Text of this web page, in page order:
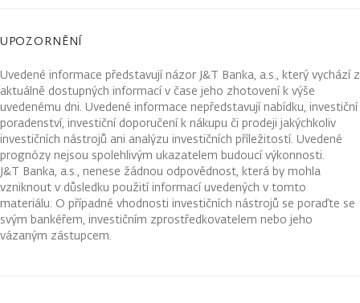
UPOZORNĚNÍ
Uvedené informace představují názor J&T Banka, a.s., který vychází z
aktuálně dostupných informací v čase jeho zhotovení k výše
uvedenému dni. Uvedené informace nepředstavují nabídku, investiční
poradenství, investiční doporučení k nákupu či prodeji jakýchkoliv
investičních nástrojů ani analýzu investičních příležitostí. Uvedené
prognózy nejsou spolehlivým ukazatelem budoucí výkonnosti.
J&T Banka, a.s., nenese žádnou odpovědnost, která by mohla
vzniknout v důsledku použití informací uvedených v tomto
materiálu. O případné vhodnosti investičních nástrojů se poraďte se
svým bankéřem, investičním zprostředkovatelem nebo jeho
vázaným zástupcem.